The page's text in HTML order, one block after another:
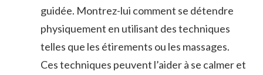
guidée. Montrez-lui comment se détendre
physiquement en utilisant des techniques
telles que ⁤les étirements ou ⁣les massages.
Ces techniques peuvent l’aider à se calmer ‌et